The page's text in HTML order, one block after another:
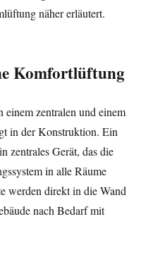
näher erläutert.
Komfortlüftung
zentralen und einem
in der Konstruktion. Ein
zentrales Gerät, das die
in alle Räume
werden direkt in die Wand
nach Bedarf mit